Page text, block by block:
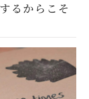
るからこそ